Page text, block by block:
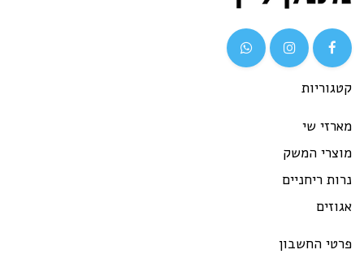
קטגוריות
מארזי שי
מוצרי המשק
נרות ריחניים
אגוזים
פרטי החשבון